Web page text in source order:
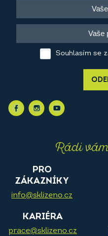
Souhlasím se
Rádi
PRO
ZÁKAZNÍKY
info@sklizeno.cz
KARIÉRA
prace@sklizeno.cz